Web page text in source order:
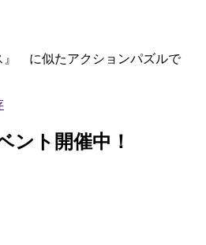
に似たアクションパズルで
ント開催中！